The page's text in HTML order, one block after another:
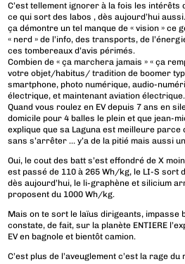
C’est tellement ignorer à la fois les intérêts
ce qui sort des labos , dès aujourd’hui aussi.
ça démontre un tel manque de « vision » ce
« nerd » de l’info, des transports, de
ces tombereaux d’avis périmés.
Combien de « ça marchera jamais » « ça
votre objet/habitus/ tradition de boomer
smartphone, photo numérique, audio-
électrique, et maintenant aviation électrique.
Quand vous roulez en EV depuis 7 ans en
domicile pour 4 balles le plein et que jean-
explique que sa Laguna est meilleure parce
sans s’arrêter … y’a de la pitié mais aussi
Oui, le cout des batt s’est effondré de X
est passé de 110 à 265 Wh/kg, le LI-S sort
dès aujourd’hui, le li-graphène et silicium
proposent du 1000 Wh/kg.
Mais on te sort le laïus dirigeants, impasse
constate, de fait, sur la planète ENTIERE
EV en bagnole et bientôt camion.
C’est plus de l’aveuglement c’est la rage